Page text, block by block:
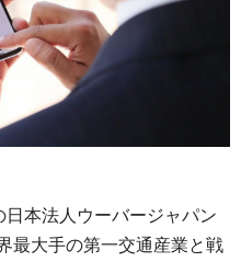
本法人ウーバージャパン
最大手の第一交通産業と戦